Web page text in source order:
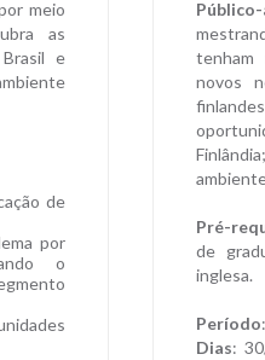
meio
as
e
de
por
o
tenham
novos
Pré-
de
inglesa.
Período
Dias: